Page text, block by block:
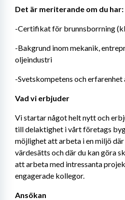
Det är meriterande om du har:
-Certifikat för brunnsborrning
-Bakgrund inom mekanik,
oljeindustri
-Svetskompetens och
Vad vi erbjuder
Vi startar något helt nytt och
till delaktighet i vårt företags
möjlighet att arbeta i en miljö
värdesätts och där du kan göra
att arbeta med intressanta
engagerade kollegor.
Ansökan